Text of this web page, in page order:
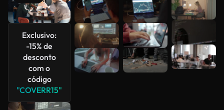
Exclusivo:
-15% de
desconto
com o
código
"COVERR15"
Veja mais